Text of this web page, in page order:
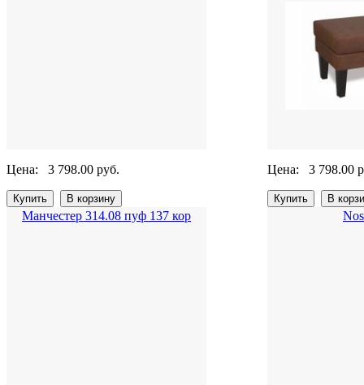
Цена: 3 798.00 руб. Цена: 3 798.00
Манчестер 314.08 пуф 137 кор